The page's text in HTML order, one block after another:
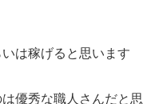
は稼げると思います
優秀な職人さんだと思